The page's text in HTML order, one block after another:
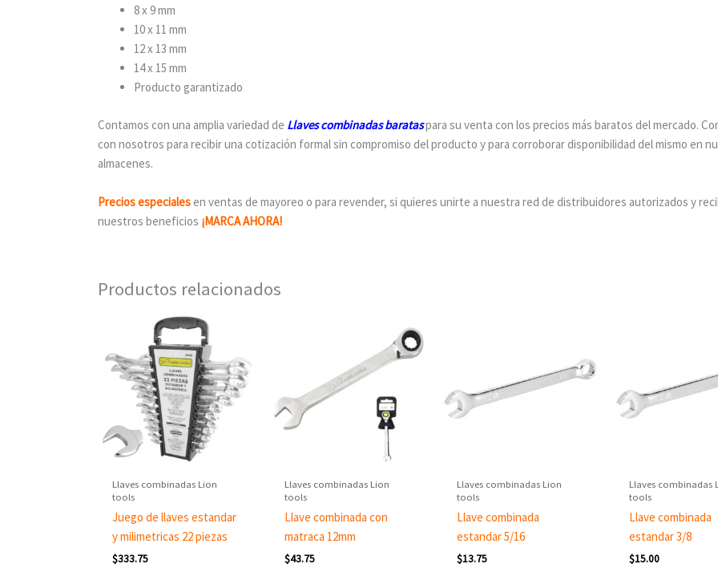
8 x 9 mm
10 x 11 mm
12 x 13 mm
14 x 15 mm
Producto garantizado
Contamos con una amplia variedad de Llaves combinadas barataspara su venta con los precios más baratos del mercado.
con nosotros para recibir una cotización formal sin compromiso del producto y para corroborar disponibilidad del mismo en
almacenes.
Precios especiales en ventas de mayoreo o para revender, si quieres unirte a nuestra red de distribuidores autorizados y
nuestros beneficios ¡MARCA AHORA!
Productos relacionados
Llaves combinadas Lion
tools
Juego de llaves estandar
y milimetricas 22 piezas
$333.75
Llaves combinadas Lion
tools
Llave combinada con
matraca 12mm
$43.75
Llaves combinadas Lion
tools
Llave combinada
estandar 5/16
$13.75
Llaves combinadas
tools
Llave combinada
estandar 3/8
$15.00